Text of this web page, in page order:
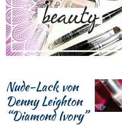
Nude-Lack von
Denny Leighton
“Diamond Ivory”